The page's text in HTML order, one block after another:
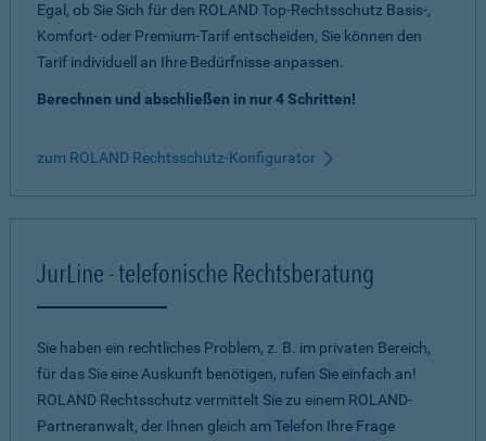
Egal, ob Sie Sich für den ROLAND Top-Rechtsschutz Basis-,
Komfort- oder Premium-Tarif entscheiden, Sie können den
Tarif individuell an Ihre Bedürfnisse anpassen.
Berechnen und abschließen in nur 4 Schritten!
zum ROLAND Rechtsschutz-Konfigurator
JurLine - telefonische Rechtsberatung
Sie haben ein rechtliches Problem, z. B. im privaten Bereich,
für das Sie eine Auskunft benötigen, rufen Sie einfach an!
ROLAND Rechtsschutz vermittelt Sie zu einem ROLAND-
Partneranwalt, der Ihnen gleich am Telefon Ihre Frage